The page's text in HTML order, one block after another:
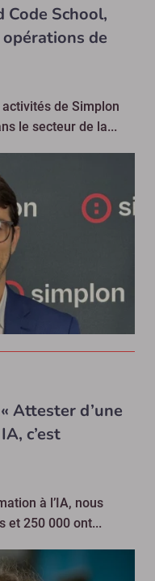
School,
de
de Simplon
le secteur de la...
Attester d’une
c’est
à l’IA, nous
et 250 000 ont...